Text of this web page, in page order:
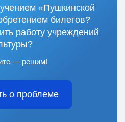
«Пушкинской
билетов?
работу учреждений
— решим!
о проблеме